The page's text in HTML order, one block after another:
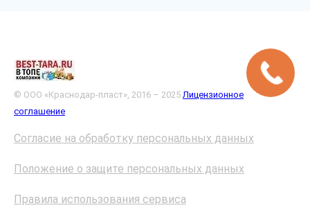
© ООО «Краснодар-пласт», 2016 – 2025 Лицензионное
соглашение
Согласие на обработку персональных данных
Положение о защите персональных данных
Правила использования сервиса